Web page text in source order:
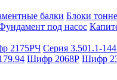
балки Блоки
под насос
2175РЧ Серия 3.501.1-
Шифр 2068Р Шифр